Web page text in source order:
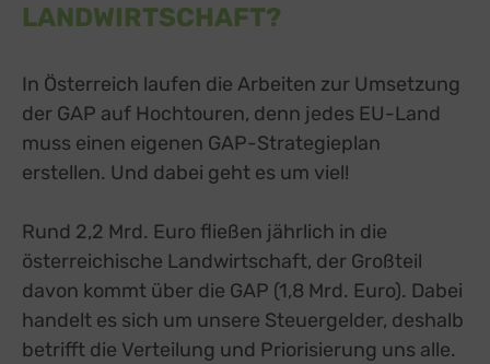
LANDWIRTSCHAFT?
In Österreich laufen die Arbeiten zur Umsetzung
der GAP auf Hochtouren, denn jedes EU-Land
muss einen eigenen GAP-Strategieplan
erstellen. Und dabei geht es um viel!
Rund 2,2 Mrd. Euro fließen jährlich in die
österreichische Landwirtschaft, der Großteil
davon kommt über die GAP (1,8 Mrd. Euro). Dabei
handelt es sich um unsere Steuergelder, deshalb
betrifft die Verteilung und Priorisierung uns alle.